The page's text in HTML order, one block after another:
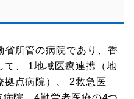
省所管の病院であり、香
て、 1地域医療連携（地
拠点病院）、 2救急医